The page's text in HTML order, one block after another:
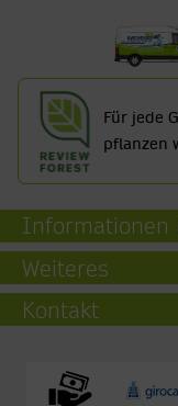
Für jede
pflanzen
Informationen
Weiteres
Kontakt